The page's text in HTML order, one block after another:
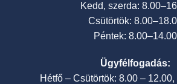
Kedd, szerda:
Csütörtök:
Péntek: 8.00–14.00
Ügyfélfogadás:
Hétfő – Csütörtök: 8.00 –